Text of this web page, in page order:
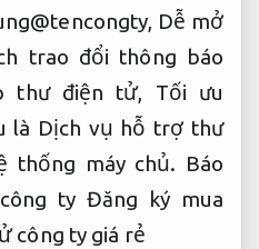
Dễ mở
trao đổi thông báo
thư điện tử, Tối ưu
là Dịch vụ hỗ trợ thư
thống máy chủ. Báo
ty Đăng ký mua
công ty giá rẻ